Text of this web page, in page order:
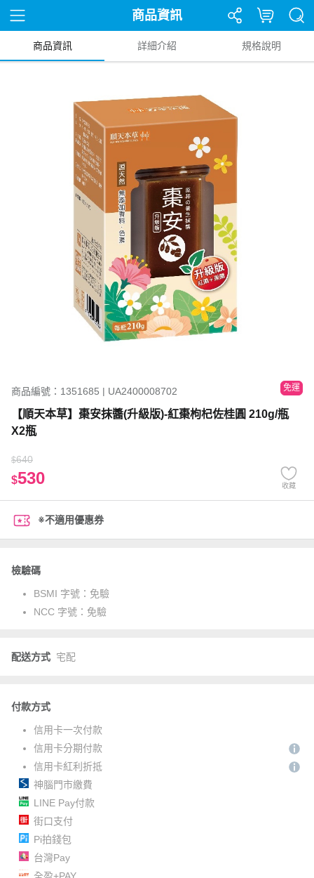
商品資訊
商品資訊 詳細介紹 規格說明
商品編號：1351685 | UA2400008702 免運
【順天本草】棗安抹醬(升級版)-紅棗枸杞佐桂圓 210g/瓶
X2瓶
$640
$530 收藏
※不適用優惠券
檢驗碼
BSMI 字號： 免驗
NCC 字號： 免驗
配送方式 宅配
付款方式
信用卡一次付款
信用卡分期付款
信用卡紅利折抵
神腦門市繳費
LINE Pay付款
街口支付
Pi拍錢包
台灣Pay